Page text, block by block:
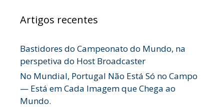
Artigos recentes
Bastidores do Campeonato do Mundo, na
perspetiva do Host Broadcaster
No Mundial, Portugal Não Está Só no Campo
— Está em Cada Imagem que Chega ao
Mundo.